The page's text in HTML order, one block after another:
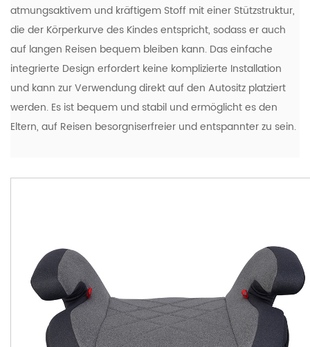
atmungsaktivem und kräftigem Stoff mit einer Stützstruktur,
die der Körperkurve des Kindes entspricht, sodass er auch
auf langen Reisen bequem bleiben kann. Das einfache
integrierte Design erfordert keine komplizierte Installation
und kann zur Verwendung direkt auf den Autositz platziert
werden. Es ist bequem und stabil und ermöglicht es den
Eltern, auf Reisen besorgniserfreier und entspannter zu sein.